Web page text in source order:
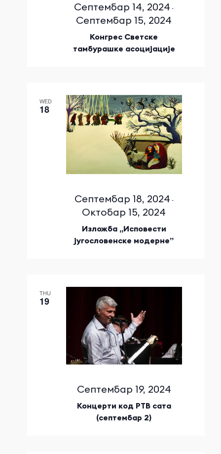
Конгрес Светске
тамбурашке асоцијације
Септембар 14, 2024 -
Септембар 15, 2024
WED
18
Изложба „Исповести
југословенске модерне”
Септембар 18, 2024 -
Октобар 15, 2024
THU
19
Концерти код РТВ сата
(септембар 2)
Септембар 19, 2024